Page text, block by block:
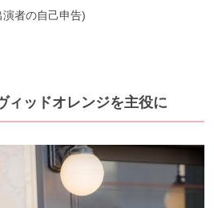
者の自己申告)
ィッドオレンジを主役に